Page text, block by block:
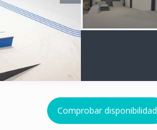
Comprobar disponibilidad